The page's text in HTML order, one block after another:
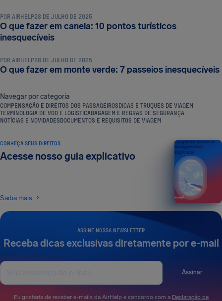
POR AIRHELP28 DE JULHO DE 2025
O que fazer em canela: 10 pontos turísticos
inesquecíveis
DICAS E TRUQUES DE VIAGEM
POR AIRHELP28 DE JULHO DE 2025
O que fazer em monte verde: 7 passeios inesquecíveis
Navegar por categoria
COMPENSAÇÃO E DIREITOS DOS PASSAGEIROSDICAS E TRUQUES DE VIAGEM
TERMINOLOGIA DE VOO E LOGÍSTICABAGAGEM E REGRAS DE SEGURANÇA
NOTÍCIAS E NOVIDADESDOCUMENTOS E REQUISITOS DE VIAGEM
ASSINE NOSSA NEWSLETTER
Receba dicas exclusivas diretamente por e-mail
Assinar
Eu gostaria de receber e-mails da AirHelp e concordo com a Declaração de
CONHEÇA SEUS DIREITOS
Acesse nosso guia explicativo
Saiba mais
Seu guia dos direitos do
passageiro aéreo
EDIÇÃO 2026